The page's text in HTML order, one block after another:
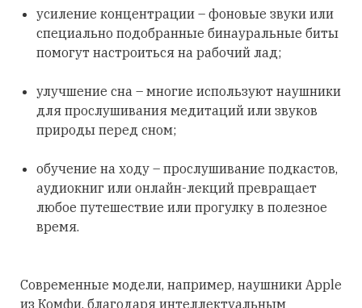
усиление концентрации – фоновые звуки или
специально подобранные бинауральные биты
помогут настроиться на рабочий лад;
улучшение сна – многие используют наушники
для прослушивания медитаций или звуков
природы перед сном;
обучение на ходу – прослушивание подкастов,
аудиокниг или онлайн-лекций превращает
любое путешествие или прогулку в полезное
время.
Современные модели, например, наушники Apple
из Комфи, благодаря интеллектуальным